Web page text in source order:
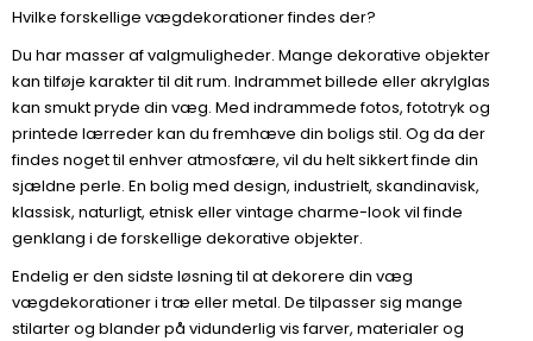
Hvilke forskellige vægdekorationer findes der?
Du har masser af valgmuligheder. Mange dekorative objekter
kan tilføje karakter til dit rum. Indrammet billede eller akrylglas
kan smukt pryde din væg. Med indrammede fotos, fototryk og
printede lærreder kan du fremhæve din boligs stil. Og da der
findes noget til enhver atmosfære, vil du helt sikkert finde din
sjældne perle. En bolig med design, industrielt, skandinavisk,
klassisk, naturligt, etnisk eller vintage charme-look vil finde
genklang i de forskellige dekorative objekter.
Endelig er den sidste løsning til at dekorere din væg
vægdekorationer i træ eller metal. De tilpasser sig mange
stilarter og blander på vidunderlig vis farver, materialer og